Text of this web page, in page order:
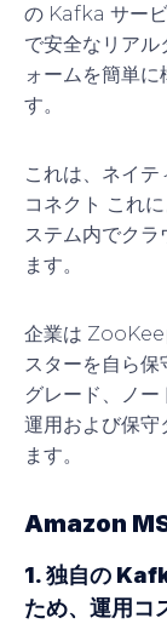
の Kafka サー
で安全なリアル
ォームを簡単
す。
これは、 ネイテ
コネクト これ
ステム内でクラ
ます。
企業は
スターを自ら
グレード、ノ
運用および保守
ます。
Amazon
1. 独自の
ため、運用コ